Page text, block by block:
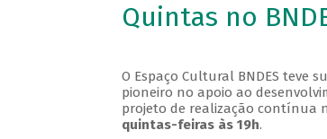
Quintas no
O Espaço Cultural BNDES teve
pioneiro no apoio ao
projeto de realização contínua
quintas-feiras às 19h.